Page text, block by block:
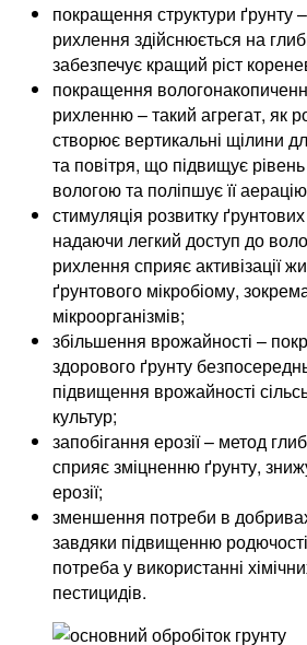
покращення структури ґрунту
рихлення здійснюється на
забезпечує кращий ріст
покращення
рихленню – такий агрегат, як
створює вертикальні щілини
та повітря, що підвищує
вологою та поліпшує її
стимуляція розвитку
надаючи легкий доступ до
рихлення сприяє активізації
ґрунтового мікробіому,
мікроорганізмів;
збільшення врожайності –
здорового ґрунту
підвищення врожайності
культур;
запобігання ерозії – метод
сприяє зміцненню ґрунту,
ерозії;
зменшення потреби в
завдяки підвищенню
потреба у використанні
пестицидів.